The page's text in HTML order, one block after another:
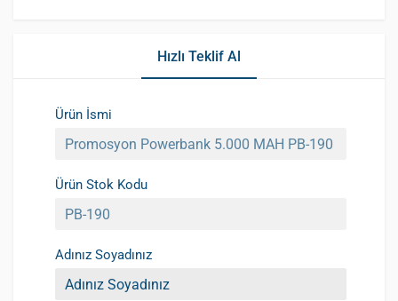
Hızlı Teklif Al
Ürün İsmi
Ürün Stok Kodu
Adınız Soyadınız